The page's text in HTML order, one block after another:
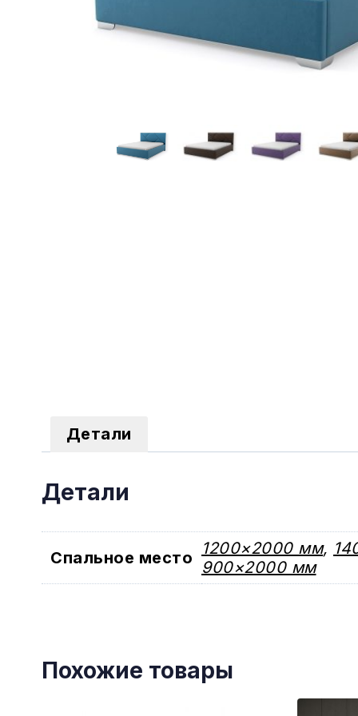
Детали
Детали
Спальное место 1200×2000 мм,
900×2000 мм
Похожие товары